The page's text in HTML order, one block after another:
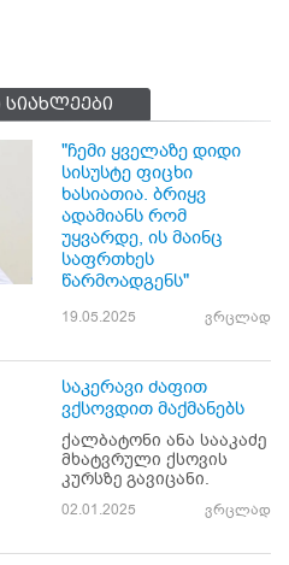
სიახლეები
"ჩემი ყველაზე დიდი
სისუსტე ფიცხი
ხასიათია. ბრიყვ
ადამიანს რომ
უყვარდე, ის მაინც
საფრთხეს
წარმოადგენს"
19.05.2025 ვრცლად
საკერავი ძაფით
ვქსოვდით მაქმანებს
ქალბატონი ანა სააკაძე
მხატვრული ქსოვის
კურსზე გავიცანი.
02.01.2025 ვრცლად